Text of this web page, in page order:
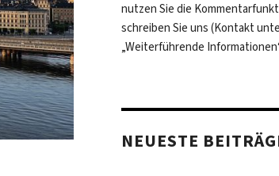
nutzen Sie die
schreiben Sie uns (Kontakt
„Weiterführende
NEUESTE